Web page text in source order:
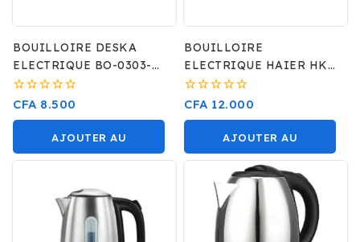
BOUILLOIRE DESKA
ELECTRIQUE BO-0303-
XB
0
5
CFA 8.500
AJOUTER AU
PANIER
BOUILLOIRE
ELECTRIQUE HAIER HKE
5B
0
5
CFA 12.000
AJOUTER AU
PANIER